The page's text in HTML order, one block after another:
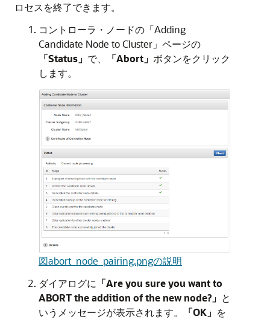
ロセスを終了できます。
コントローラ・ノードの「Adding
Candidate Node to Cluster」ページの
「Status」 で、 「Abort」 ボタンをクリック
します。
図abort_node_pairing.pngの説明
ダイアログに 「Are you sure you want to
ABORT the addition of the new node?」 と
いうメッセージが表示されます。
「OK」 を